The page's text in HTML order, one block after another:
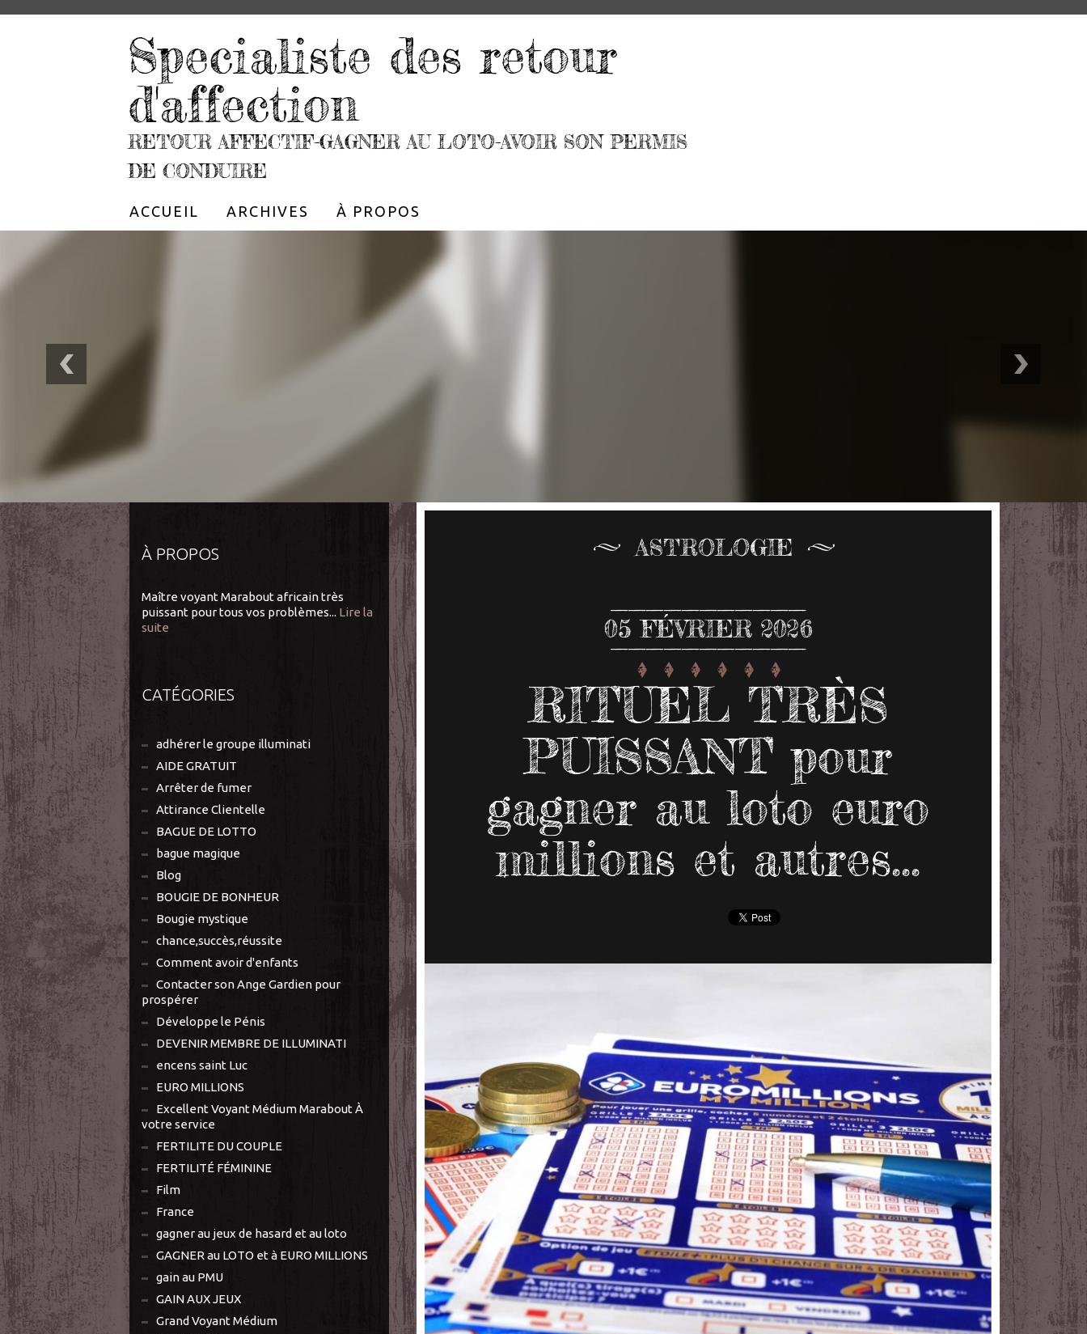
Specialiste des retour
d'affection
RETOUR AFFECTIF-GAGNER AU LOTO-AVOIR SON PERMIS
DE CONDUIRE
ACCUEIL ARCHIVES À PROPOS
À PROPOS
Maître voyant Marabout africain très
puissant pour tous vos problèmes... Lire la
suite
CATÉGORIES
adhérer le groupe illuminati
AIDE GRATUIT
Arrêter de fumer
Attirance Clientelle
BAGUE DE LOTTO
bague magique
Blog
BOUGIE DE BONHEUR
Bougie mystique
chance,succès,réussite
Comment avoir d'enfants
Contacter son Ange Gardien pour
prospérer
Développe le Pénis
DEVENIR MEMBRE DE ILLUMINATI
encens saint Luc
EURO MILLIONS
Excellent Voyant Médium Marabout À
votre service
FERTILITE DU COUPLE
FERTILITÉ FÉMININE
Film
France
gagner au jeux de hasard et au loto
GAGNER au LOTO et à EURO MILLIONS
gain au PMU
GAIN AUX JEUX
Grand Voyant Médium
ASTROLOGIE
05 FÉVRIER 2026
RITUEL TRÈS
PUISSANT pour
gagner au loto euro
millions et autres...